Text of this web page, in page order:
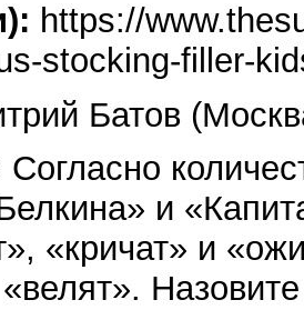
https://
stocking-filler-
Батов
Согласно
и
«кричат» и
«велят».